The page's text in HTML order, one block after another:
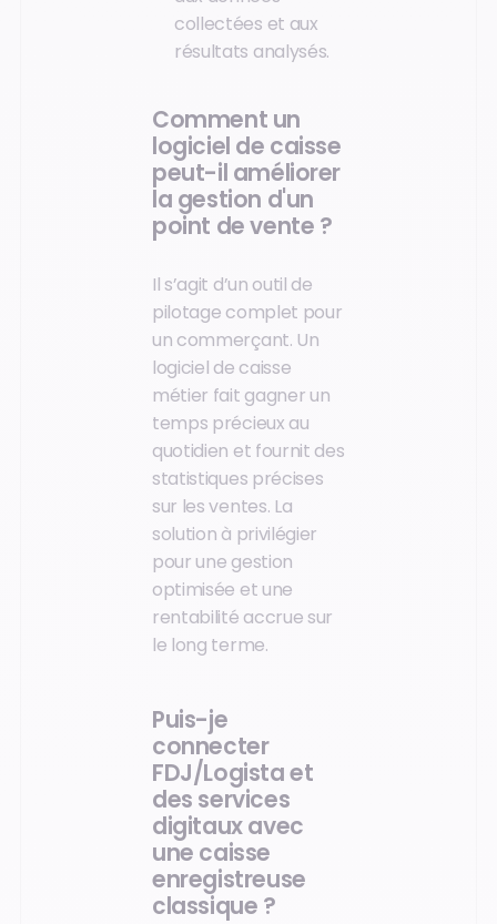
collectées et aux
résultats analysés.
Comment un
logiciel de caisse
peut-il améliorer
la gestion d'un
point de vente ?
Il s’agit d’un outil de
pilotage complet pour
un commerçant. Un
logiciel de caisse
métier fait gagner un
temps précieux au
quotidien et fournit des
statistiques précises
sur les ventes. La
solution à privilégier
pour une gestion
optimisée et une
rentabilité accrue sur
le long terme.
Puis-je
connecter
FDJ/Logista et
des services
digitaux avec
une caisse
enregistreuse
classique ?